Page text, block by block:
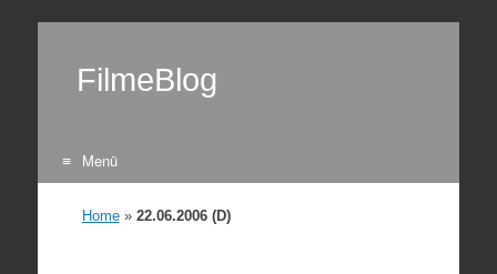
FilmeBlog
Menü
Home» 22.06.2006 (D)